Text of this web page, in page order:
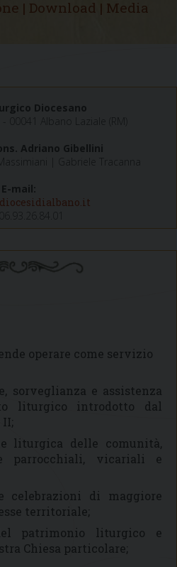
| Download | Media
Diocesano
00041 Albano Laziale (RM)
Adriano Gibellini
| Gabriele Tracanna
E-mail:
06.93.26.84.01
operare come servizio
sorveglianza e assistenza
liturgico introdotto dal
liturgica delle comunità,
parrocchiali, vicariali e
celebrazioni di maggiore
territoriale;
patrimonio liturgico e
Chiesa particolare;